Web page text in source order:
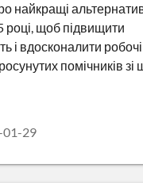
найкращі
році, щоб підвищити
і вдосконалити
помічників зі
01-29